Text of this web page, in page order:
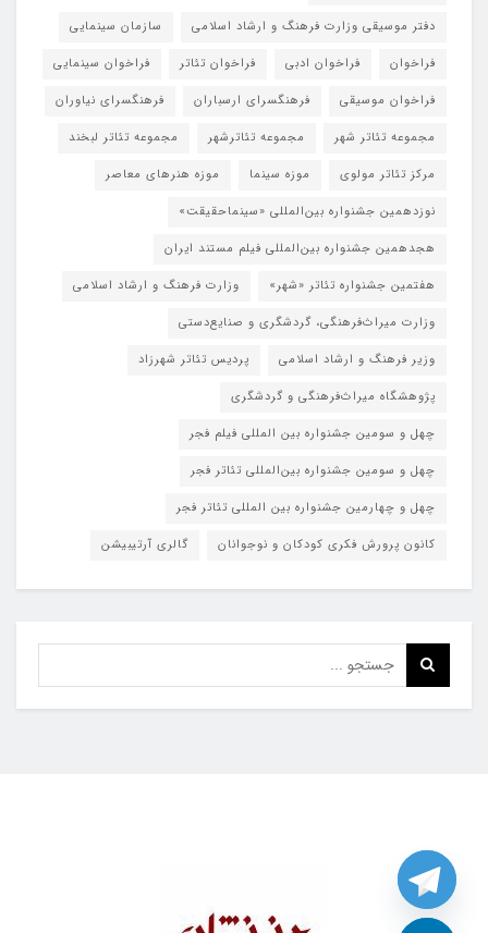
دفتر موسیقی وزارت فرهنگ و ارشاد اسلامی
سازمان سینمایی
فراخوان
فراخوان ادبی فراخوان تئاتر
فراخوان سینمایی
فراخوان موسیقی
فرهنگسرای ارسباران
فرهنگسرای نیاوران
مجموعه تئاتر شهر
مجموعه تئاترشهر
مجموعه تئاتر لبخند
مرکز تئاتر مولوی
موزه سینما
موزه هنرهای معاصر
نوزدهمین جشنواره بین‌المللی «سینماحقیقت»
هجدهمین جشنواره بین‌المللی فیلم مستند ایران
هفتمین جشنواره تئاتر «شهر»
وزارت فرهنگ و ارشاد اسلامی
وزارت میراث‌فرهنگی، گردشگری و صنایع‌دستی
وزیر فرهنگ و ارشاد اسلامی
پردیس تئاتر شهرزاد
پژوهشگاه میراث‌فرهنگی و گردشگری
چهل و سومین جشنواره بین المللی فیلم فجر
چهل و سومین جشنواره بین‌المللی تئاتر فجر
چهل و چهارمین جشنواره بین المللی تئاتر فجر
کانون پرورش فکری کودکان و نوجوانان
گالری آرتیبیشن